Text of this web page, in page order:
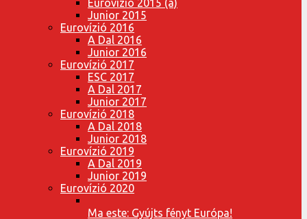
Eurovízió 2015 (a)
Junior 2015
Eurovízió 2016
A Dal 2016
Junior 2016
Eurovízió 2017
ESC 2017
A Dal 2017
Junior 2017
Eurovízió 2018
A Dal 2018
Junior 2018
Eurovízió 2019
A Dal 2019
Junior 2019
Eurovízió 2020
Ma este: Gyújts fényt Európa!